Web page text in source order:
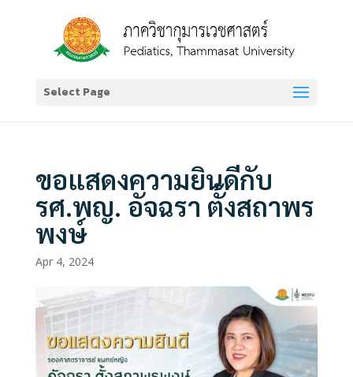
Select Page
ขอแสดงความยินดีกับ
รศ.พญ. อัจฉรา ตั้งสถาพร
พงษ์
Apr 4, 2024